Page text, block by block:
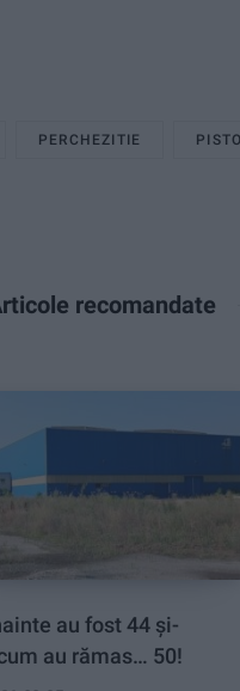
PERCHEZITIE
recomandate
au fost 44 și-
au rămas… 50!